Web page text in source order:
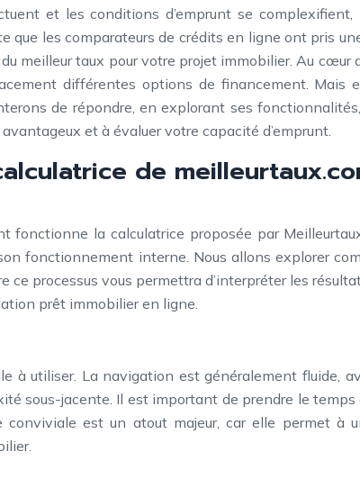
et les conditions d’emprunt se
que les comparateurs de crédits en ligne ont pris
meilleur taux pour votre projet immobilier. Au
différentes options de financement. Mais
de répondre, en explorant ses
et à évaluer votre capacité d’emprunt.
de
la calculatrice proposée par
fonctionnement interne. Nous allons explorer
processus vous permettra d’interpréter les
prêt immobilier en ligne.
à utiliser. La navigation est généralement fluide,
sous-jacente. Il est important de prendre le
est un atout majeur, car elle permet à